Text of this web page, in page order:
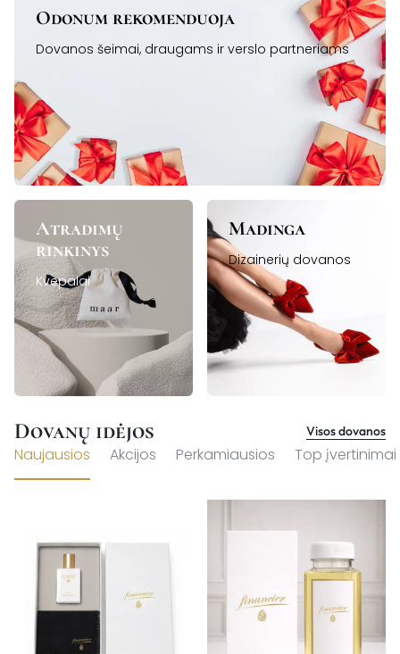
Odonum rekomenduoja
Dovanos šeimai, draugams ir verslo partneriams
Atradimų
rinkinys
Kvepalai
Madinga
Dizainerių dovanos
Dovanų idėjos Visos dovanos
Naujausios Akcijos Perkamiausios Top įvertinimai